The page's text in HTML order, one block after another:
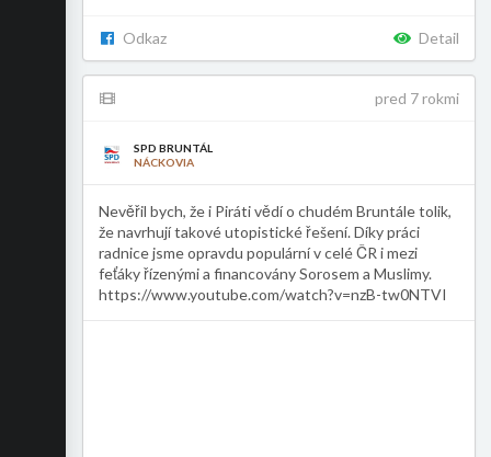
Odkaz Detail
pred 7 rokmi
SPD BRUNTÁL
NÁCKOVIA
Nevěřil bych, že i Piráti vědí o chudém Bruntále tolik,
že navrhují takové utopistické řešení. Díky práci
radnice jsme opravdu populární v celé ČR i mezi
feťáky řízenými a financovány Sorosem a Muslimy.
https://www.youtube.com/watch?v=nzB-tw0NTVI